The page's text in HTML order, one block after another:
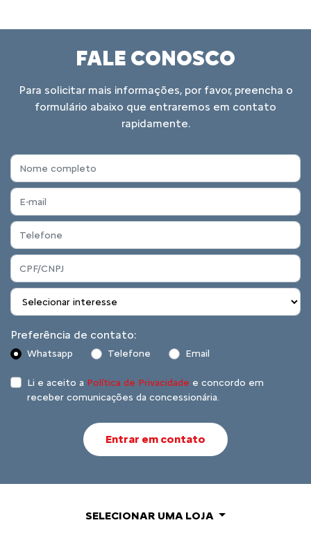
FALE CONOSCO
Para solicitar mais informações, por favor, preencha o
formulário abaixo que entraremos em contato
rapidamente.
Preferência de contato:
Whatsapp Telefone Email
Li e aceito a Política de Privacidade e concordo em
receber comunicações da concessionária.
Entrar em contato
SELECIONAR UMA LOJA